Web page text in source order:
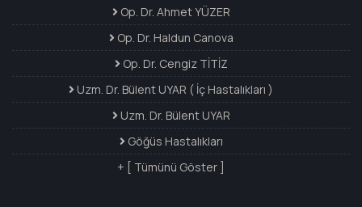
Op. Dr. Ahmet YÜZER
Op. Dr. Haldun Canova
Op. Dr. Cengiz TİTİZ
Uzm. Dr. Bülent UYAR ( İç Hastalıkları )
Uzm. Dr. Bülent UYAR
Göğüs Hastalıkları
+ [ Tümünü Göster ]